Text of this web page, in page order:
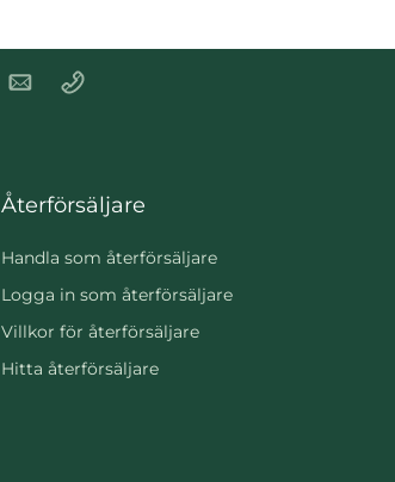
Återförsäljare
Handla som återförsäljare
Logga in som återförsäljare
Villkor för återförsäljare
Hitta återförsäljare